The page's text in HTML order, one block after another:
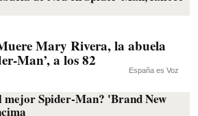
Mary Rivera, la abuela
Man’, a los 82
España es Voz